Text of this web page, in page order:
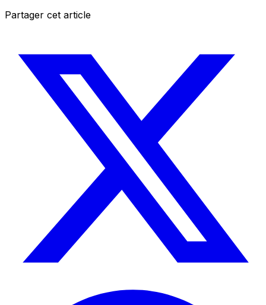
Partager cet article